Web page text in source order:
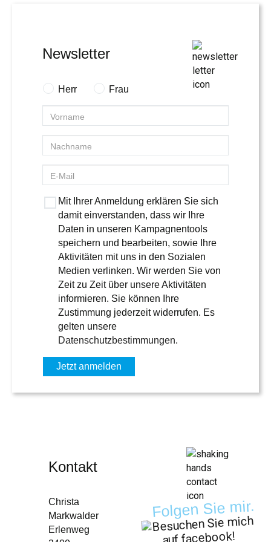
Newsletter
Herr Frau
Mit Ihrer Anmeldung erklären Sie sich
damit einverstanden, dass wir Ihre
Daten in unseren Kampagnentools
speichern und bearbeiten, sowie Ihre
Aktivitäten mit uns in den Sozialen
Medien verlinken. Wir werden Sie von
Zeit zu Zeit über unsere Aktivitäten
informieren. Sie können Ihre
Zustimmung jederzeit widerrufen. Es
gelten unsere
Datenschutzbestimmungen.
Kontakt
Christa
Markwalder
Erlenweg
Folgen Sie mir.